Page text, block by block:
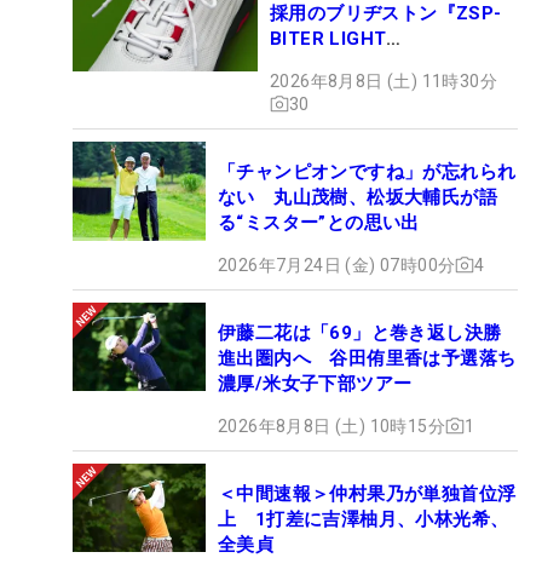
採用のブリヂストン『ZSP-
BITER LIGHT
ュー
2026年8月8日 (土) 11時30分
30
「チャンピオンですね」が忘れられ
ない 丸山茂樹、松坂大輔氏が語
る“ミスター”との思い出
2026年7月24日 (金) 07時00分 4
伊藤二花は「69」と巻き返し決勝
進出圏内へ 谷田侑里香は予選落ち
濃厚/米女子下部ツアー
2026年8月8日 (土) 10時15分 1
＜中間速報＞仲村果乃が単独首位浮
上 1打差に吉澤柚月、小林光希、
全美貞